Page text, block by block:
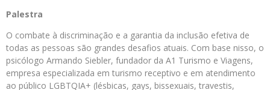
Palestra
O combate à discriminação e a garantia da inclusão efetiva de
todas as pessoas são grandes desafios atuais. Com base nisso, o
psicólogo Armando Siebler, fundador da A1 Turismo e Viagens,
empresa especializada em turismo receptivo e em atendimento
ao público LGBTQIA+ (lésbicas, gays, bissexuais, travestis,